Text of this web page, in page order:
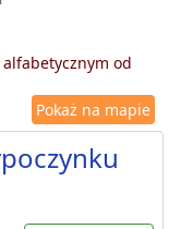
od
Pokaż na mapie